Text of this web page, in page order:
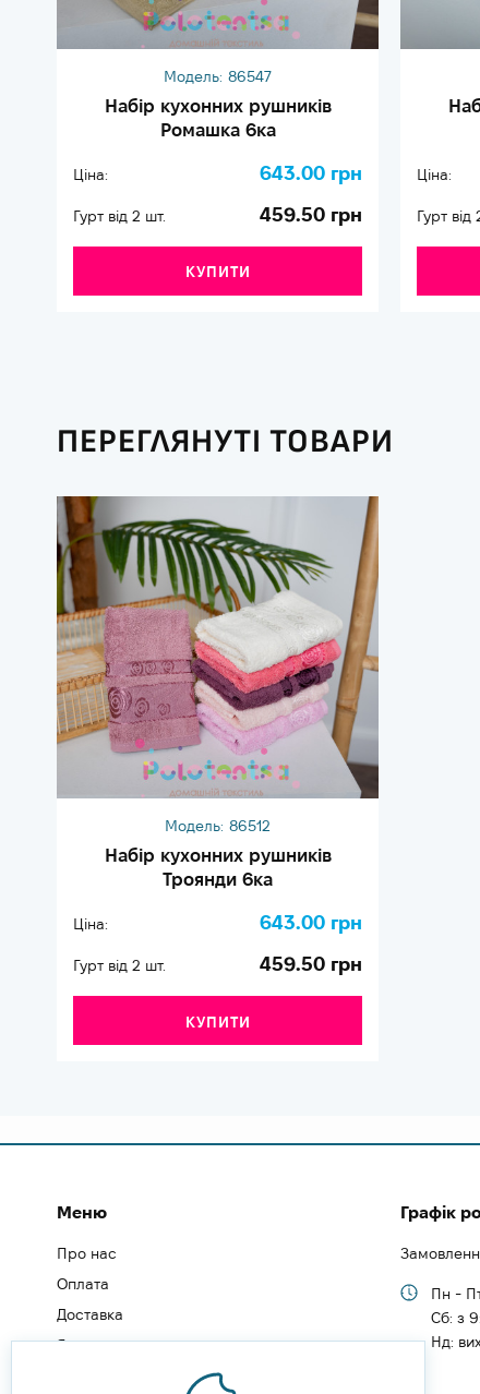
Модель: 86547
Набір кухонних рушників
Ромашка 6ка
Ціна: 643.00 грн
Гурт від 2 шт. 459.50 грн
КУПИТИ
Ціна:
Гурт від
ПЕРЕГЛЯНУТІ ТОВАРИ
Модель: 86512
Набір кухонних рушників
Троянди 6ка
Ціна: 643.00 грн
Гурт від 2 шт. 459.50 грн
КУПИТИ
Меню
Про нас
Оплата
Доставка
Як замовити
Як зареєструватись
Графік
Пн -
Cб: з
Нд: